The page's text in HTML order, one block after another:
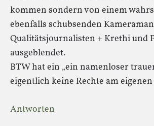
kommen sondern von einem
ebenfalls schubsenden
Qualitätsjournalisten + Krethi und
ausgeblendet.
BTW hat ein „ein namenloser
eigentlich keine Rechte am
Antworten